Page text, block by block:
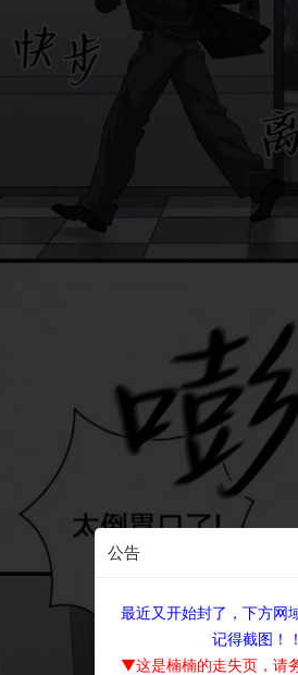
公告
最近又开始封了，下方网
记得截图！！
▼这是楠楠的走失页，请